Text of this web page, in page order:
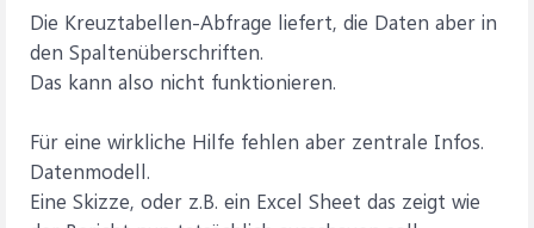
Die Kreuztabellen-Abfrage liefert, die Daten aber in
den Spaltenüberschriften.
Das kann also nicht funktionieren.
Für eine wirkliche Hilfe fehlen aber zentrale Infos.
Datenmodell.
Eine Skizze, oder z.B. ein Excel Sheet das zeigt wie